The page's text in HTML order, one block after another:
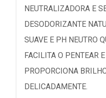
NEUTRALIZADORA E
DESODORIZANTE
SUAVE E PH NEUTRO
FACILITA O PENTEAR
PROPORCIONA
DELICADAMENTE.